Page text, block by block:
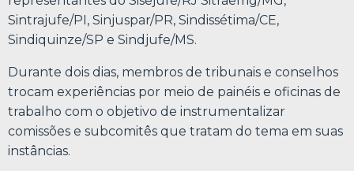
Sintrajufe/PI, Sinjuspar/PR, Sindissétima/CE,
Sindiquinze/SP e Sindjufe/MS.
Durante dois dias, membros de tribunais e conselhos
trocam experiências por meio de painéis e oficinas de
trabalho com o objetivo de instrumentalizar
comissões e subcomitês que tratam do tema em suas
instâncias.